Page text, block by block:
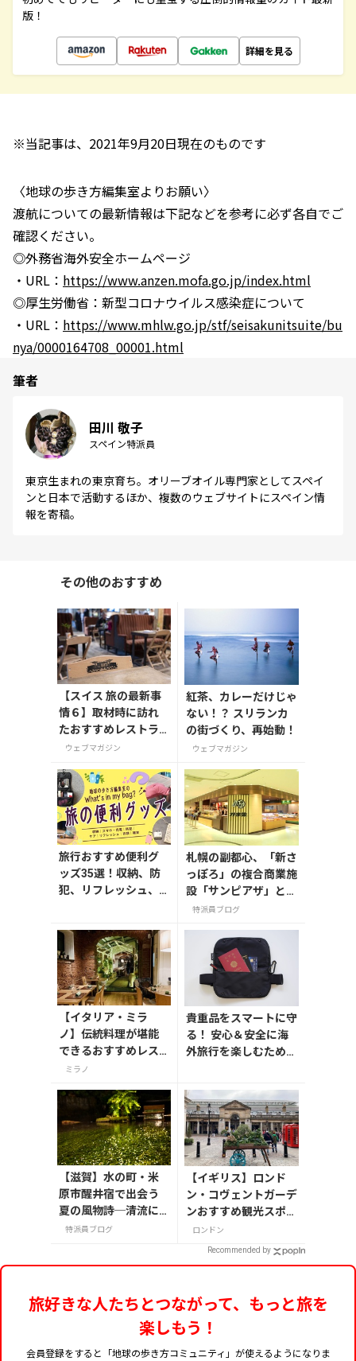
版！
詳細を見る
※当記事は、2021年9月20日現在のものです
〈地球の歩き方編集室よりお願い〉
渡航についての最新情報は下記などを参考に必ず各自でご
確認ください。
◎外務省海外安全ホームページ
・URL： https://www.anzen.mofa.go.jp/index.html
◎厚生労働省：新型コロナウイルス感染症について
・URL： https://www.mhlw.go.jp/stf/seisakunitsuite/bu
nya/0000164708_00001.html
筆者
田川 敬子
スペイン特派員
東京生まれの東京育ち。オリーブオイル専門家としてスペイ
ンと日本で活動するほか、複数のウェブサイトにスペイン情
報を寄稿。
その他のおすすめ
【スイス 旅の最新事
情６】取材時に訪れ
たおすすめレストラ
ン5選
ウェブマガジン
紅茶、カレーだけじゃ
ない！？ スリランカ
の街づくり、再始動！
ウェブマガジン
旅行おすすめ便利グ
ッズ35選！収納、防
犯、リフレッシュ、
物】
札幌の副都心、「新さ
っぽろ」の複合商業施
設「サンピアザ」と
「カテプリ」は、
特派員ブログ
【イタリア・ミラ
ノ】伝統料理が堪能
できるおすすめレス
トラン3選
ミラノ
貴重品をスマートに守
る！ 安心＆安全に海
外旅行を楽しむための
【滋賀】水の町・米
原市醒井宿で出会う
夏の風物詩─清流に
揺れる梅花藻（8/24
特派員ブログ
【イギリス】ロンド
ン・コヴェントガーデ
ンおすすめ観光スポッ
ト3つ！
ロンドン
Recommended by
旅好きな人たちとつながって、もっと旅を
楽しもう！
会員登録をすると「地球の歩き方コミュニティ」が使えるようになりま